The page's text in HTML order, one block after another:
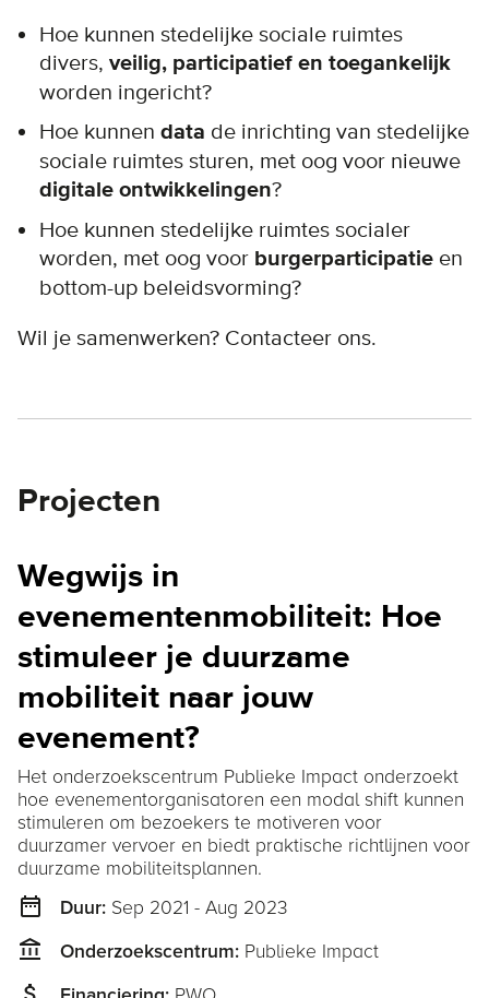
Hoe kunnen stedelijke sociale ruimtes
divers, veilig, participatief en toegankelijk
worden ingericht?
Hoe kunnen data de inrichting van stedelijke
sociale ruimtes sturen, met oog voor nieuwe
digitale ontwikkelingen?
Hoe kunnen stedelijke ruimtes socialer
worden, met oog voor burgerparticipatie en
bottom-up beleidsvorming?
Wil je samenwerken? Contacteer ons.
Projecten
Wegwijs in
evenementenmobiliteit: Hoe
stimuleer je duurzame
mobiliteit naar jouw
evenement?
Het onderzoekscentrum Publieke Impact onderzoekt
hoe evenementorganisatoren een modal shift kunnen
stimuleren om bezoekers te motiveren voor
duurzamer vervoer en biedt praktische richtlijnen voor
duurzame mobiliteitsplannen.
date_range Duur: Sep 2021 - Aug 2023
account_balance Onderzoekscentrum: Publieke Impact